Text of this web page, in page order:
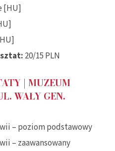
[HU]
20/15 PLN
| MUZEUM
WAŁY GEN.
– poziom podstawowy
– zaawansowany